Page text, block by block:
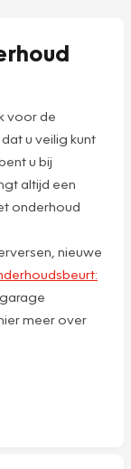
voor de
u veilig kunt
u bij
altijd een
onderhoud
nieuwe
meer over